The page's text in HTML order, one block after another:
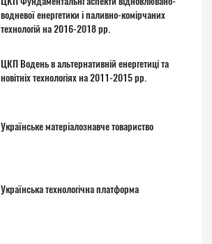
водневої енергетики і паливно-комірчаних
технологій на 2016-2018 рр.
ЦКП Водень в альтернативній енергетиці та
новітніх технологіях на 2011-2015 рр.
Українське матеріалознавче товариство
Українська технологічна платформа